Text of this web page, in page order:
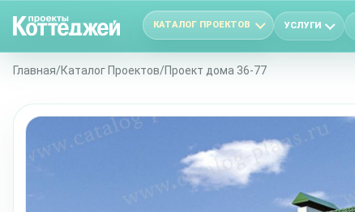
КАТАЛОГ ПРОЕКТОВ УСЛУГИ
Главная/Каталог Проектов/Проект дома 36-77